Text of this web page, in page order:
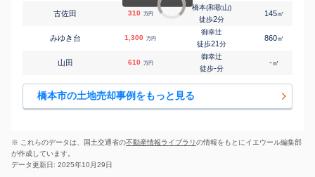
古佐田 310 万円
橋本(和歌山)
徒歩2分
145㎡
みゆき台 1,300 万円
御幸辻
徒歩21 分
860㎡
山田 610 万円
御幸辻
徒歩-分
-㎡
橋本市の土地売却事例をもっと見る
※ これらのデータは、国土交通省の不動産情報ライブラリの情報をもとにイエウール編集部
が作成しています。
データ更新日: 2025年10月29日